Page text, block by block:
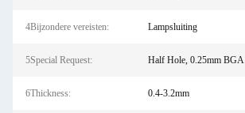
4Bijzondere vereisten: Lampsluiting
5Special Request: Half Hole, 0.25mm BGA
6Thickness: 0.4-3.2mm